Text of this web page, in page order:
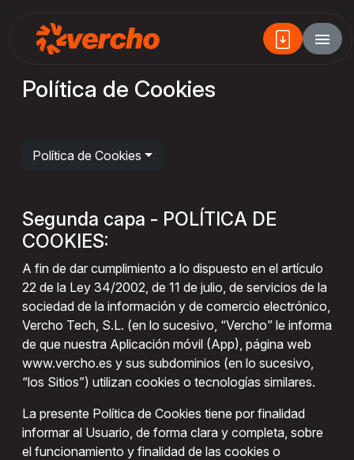
Política de Cookies
Política de Cookies
Segunda capa - POLÍTICA DE
COOKIES:
A fin de dar cumplimiento a lo dispuesto en el artículo
22 de la Ley 34/2002, de 11 de julio, de servicios de la
sociedad de la información y de comercio electrónico,
Vercho Tech, S.L. (en lo sucesivo, “Vercho” le informa
de que nuestra Aplicación móvil (App), página web
www.vercho.es y sus subdominios (en lo sucesivo,
“los Sitios”) utilizan cookies o tecnologías similares.
La presente Política de Cookies tiene por finalidad
informar al Usuario, de forma clara y completa, sobre
el funcionamiento y finalidad de las cookies o